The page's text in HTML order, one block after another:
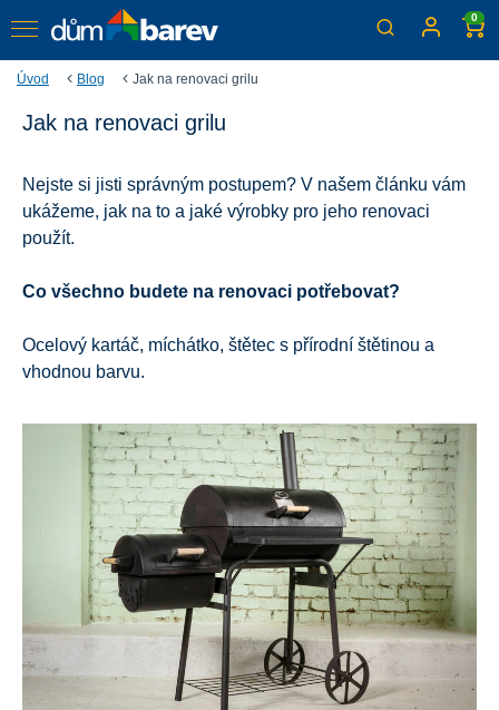
0
Úvod Blog Jak na renovaci grilu
Jak na renovaci grilu
a pusťte se do jeho renovace.
Jak na renovaci grilu
Nejste si jisti správným postupem? V našem článku vám
ukážeme, jak na to a jaké výrobky pro jeho renovaci
použít.
Co všechno budete na renovaci potřebovat?
Ocelový kartáč, míchátko, štětec s přírodní štětinou a
vhodnou barvu.